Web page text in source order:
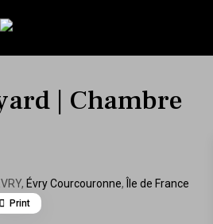
| Chambre
Évry Courcouronne, Île de France
Print